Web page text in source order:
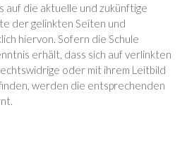
auf die aktuelle und zukünftige
der gelinkten Seiten und
hiervon. Sofern die Schule
erhält, dass sich auf verlinkten
oder mit ihrem Leitbild
werden die entsprechenden